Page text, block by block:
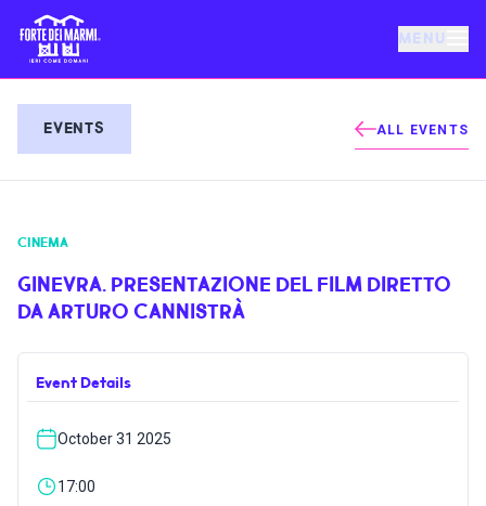
MENU
EVENTS
NEWS
HOSPITALITY
THINGS TO DO
EVENTS ALL EVENTS
CINEMA
GINEVRA. PRESENTAZIONE DEL FILM DIRETTO
DA ARTURO CANNISTRÀ
Event Details
October 31 2025
17:00